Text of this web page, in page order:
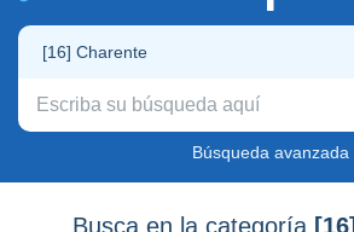
[16] Charente
Búsqueda avanzada
Busca en la categoría